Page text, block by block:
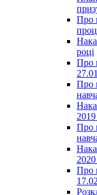
Про
році
Про
Про
2019
Про
Про